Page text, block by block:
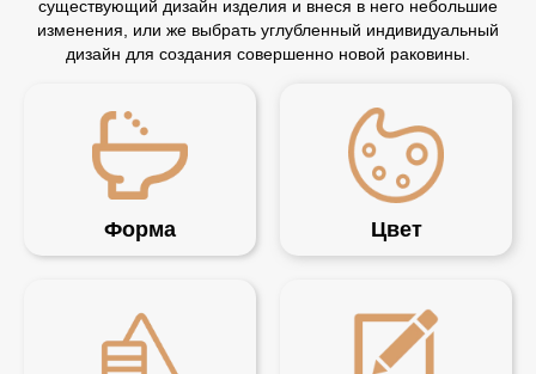
существующий дизайн изделия и внеся в него небольшие
изменения, или же выбрать углубленный индивидуальный
дизайн для создания совершенно новой раковины.
Форма Цвет